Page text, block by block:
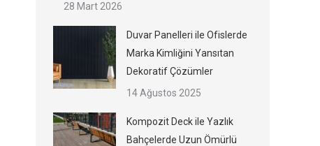
28 Mart 2026
Duvar Panelleri ile Ofislerde
Marka Kimliğini Yansıtan
Dekoratif Çözümler
14 Ağustos 2025
Kompozit Deck ile Yazlık
Bahçelerde Uzun Ömürlü